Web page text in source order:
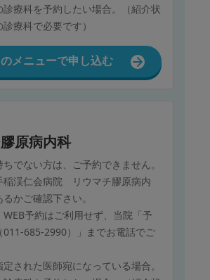
診療科を予約したい場合。（紹介状
療科で必要です）
のメニューで申し込む
原病内科
でない方は、ご予約できません。
稲渓仁会病院 リウマチ膠原病内
かご確認下さい。
WEB予約はご利用せず、当院「予
011-685-2990）」までお電話でご
定された医師宛になっている場合。